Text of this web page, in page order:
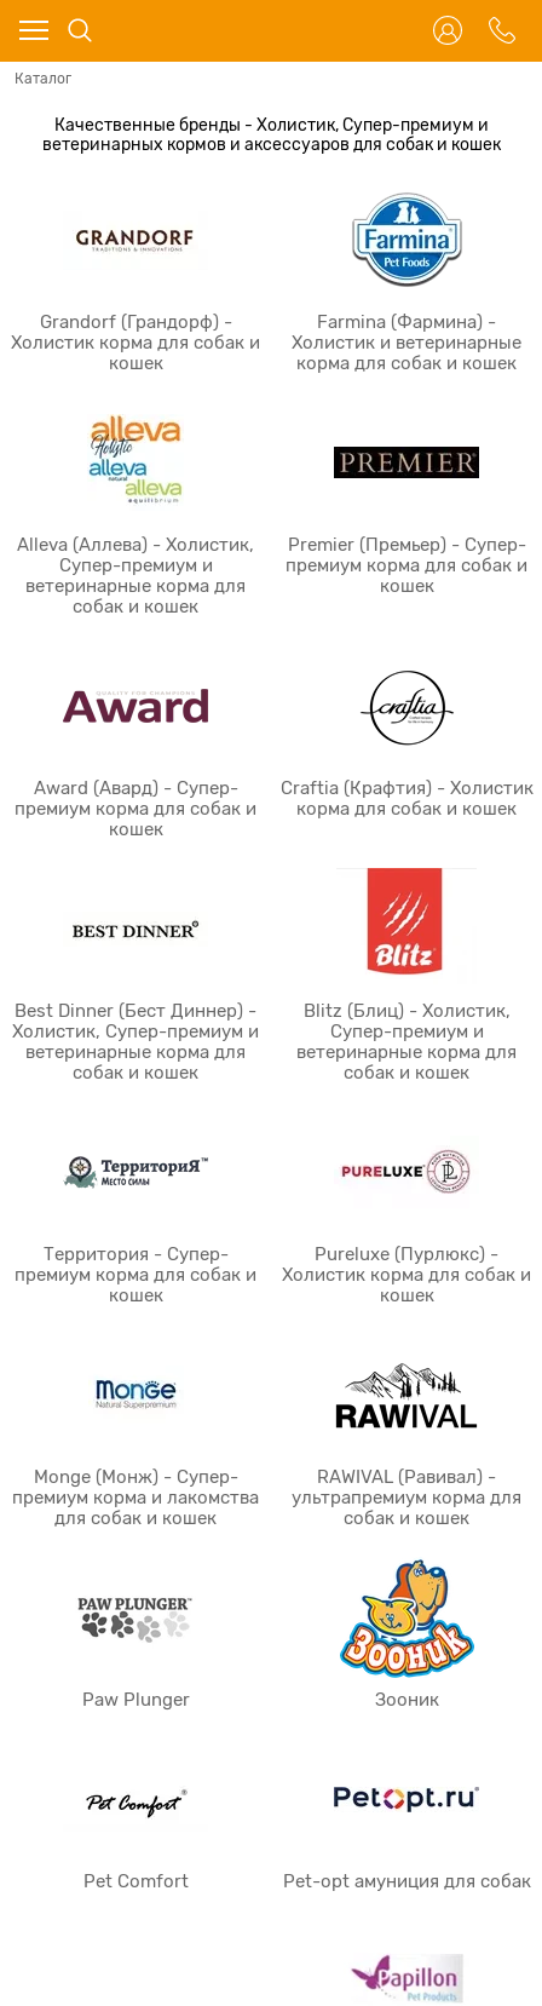
Каталог
Качественные бренды - Холистик, Супер-премиум и
ветеринарных кормов и аксессуаров для собак и кошек
Grandorf (Грандорф) -
Холистик корма для собак и
кошек
Farmina (Фармина) -
Холистик и ветеринарные
корма для собак и кошек
Alleva (Аллева) - Холистик,
Супер-премиум и
ветеринарные корма для
собак и кошек
Premier (Премьер) - Супер-
премиум корма для собак и
кошек
Award (Авард) - Супер-
премиум корма для собак и
кошек
Craftia (Крафтия) - Холистик
корма для собак и кошек
Best Dinner (Бест Диннер) -
Холистик, Супер-премиум и
ветеринарные корма для
собак и кошек
Blitz (Блиц) - Холистик,
Супер-премиум и
ветеринарные корма для
собак и кошек
Территория - Супер-
премиум корма для собак и
кошек
Pureluxe (Пурлюкс) -
Холистик корма для собак и
кошек
Monge (Монж) - Супер-
премиум корма и лакомства
для собак и кошек
RAWIVAL (Равивал) -
ультрапремиум корма для
собак и кошек
Paw Plunger Зооник
Pet Comfort Pet-opt амуниция для собак